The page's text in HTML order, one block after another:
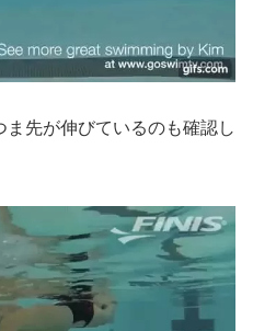
先が伸びているのも確認し